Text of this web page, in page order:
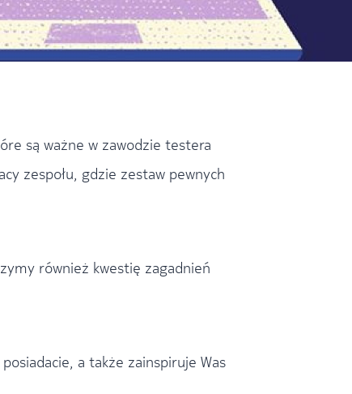
są ważne w zawodzie testera
zespołu, gdzie zestaw pewnych
również kwestię zagadnień
a także zainspiruje Was